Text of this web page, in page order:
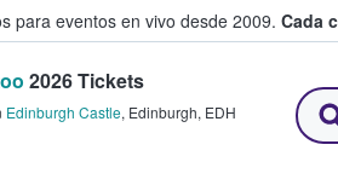
para eventos en vivo desde 2009. Cada
compran y venden
2026 Tickets
Edinburgh Castle, Edinburgh, EDH